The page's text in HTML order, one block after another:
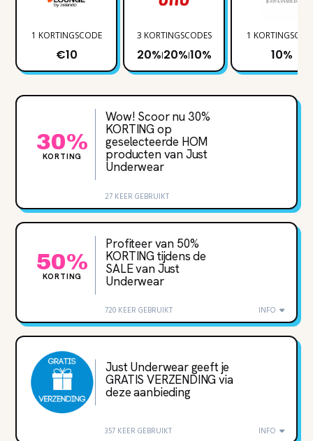
1 KORTINGSCODE
€10
3 KORTINGSCODES
20%|20%|10%
1
10%
30%
KORTING
Wow! Scoor nu 30‌%
KORTING op
geselecteerde HOM
producten van Just
Underwear
27 KEER GEBRUIKT
50%
KORTING
Profiteer van 50%
KORTING tijdens de
SALE van Just
Underwear
720 KEER GEBRUIKT INFO
Just Underwear geeft je
GRATIS VERZENDING via
deze aanbieding
357 KEER GEBRUIKT INFO